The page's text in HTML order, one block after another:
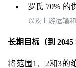
罗氏 70% 的
以及上游运输
长期目标（到 2045
将范围1、2和3的